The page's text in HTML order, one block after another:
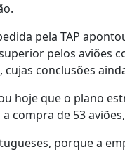
pela TAP
pelos aviões
conclusões
hoje que o plano
compra de 53
porque a